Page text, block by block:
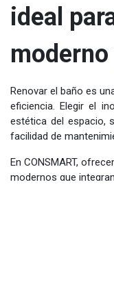
ideal
Renovar el baño es
eficiencia. Elegir el
estética del espacio,
facilidad de
En CONSMART,
modernos que